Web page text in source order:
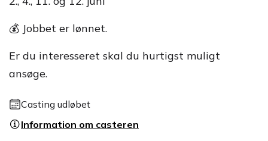
💰 Jobbet er lønnet.
Er du interesseret skal du hurtigst muligt
ansøge.
Casting udløbet
Information om casteren